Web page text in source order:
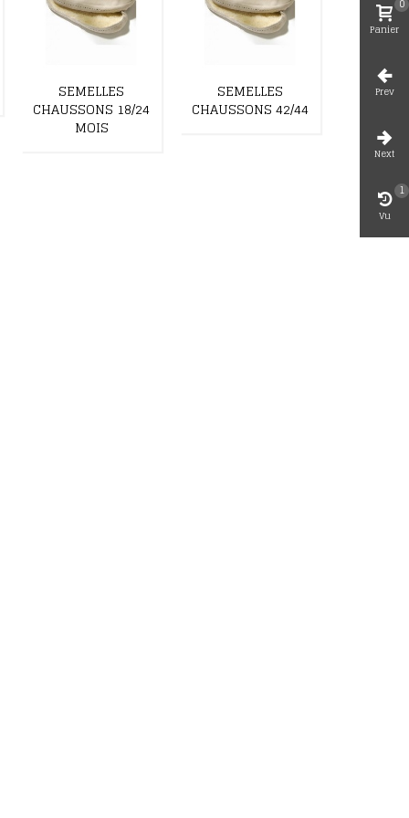
SEMELLES
CHAUSSONS 18/24
MOIS
SEMELLES
CHAUSSONS 42/44
Panier
Prev
Next
Vu
1